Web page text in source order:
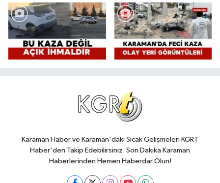
Karaman Haber ve Karaman'daki Sıcak Gelişmeleri KGRT
Haber'den Takip Edebilirsiniz. Son Dakika Karaman
Haberlerinden Hemen Haberdar Olun!